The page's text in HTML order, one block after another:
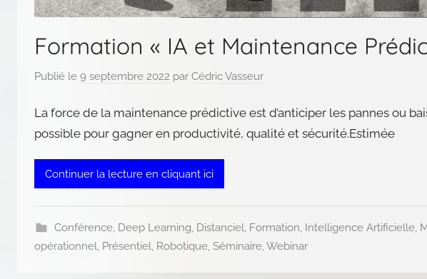
Formation « IA et Maintenance
Publié le 9 septembre 2022 par Cédric Vasseur
La force de la maintenance prédictive est d’anticiper les pannes ou
possible pour gagner en productivité, qualité et sécurité.Estimée
Continuer la lecture en cliquant ici
Conférence, Deep Learning, Distanciel, Formation, Intelligence Artificielle,
opérationnel, Présentiel, Robotique, Séminaire, Webinar